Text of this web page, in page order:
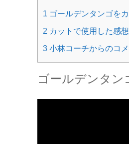
1 ゴールデンタンゴを
2 カットで使用した感想
3 小林コーチからのコ
ゴールデンタン